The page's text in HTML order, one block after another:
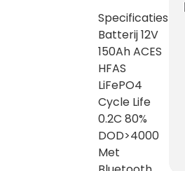
Specificaties
Batterij 12V
150Ah ACES
HFAS
LiFePO4
Cycle Life
0.2C 80%
DOD>4000
Met